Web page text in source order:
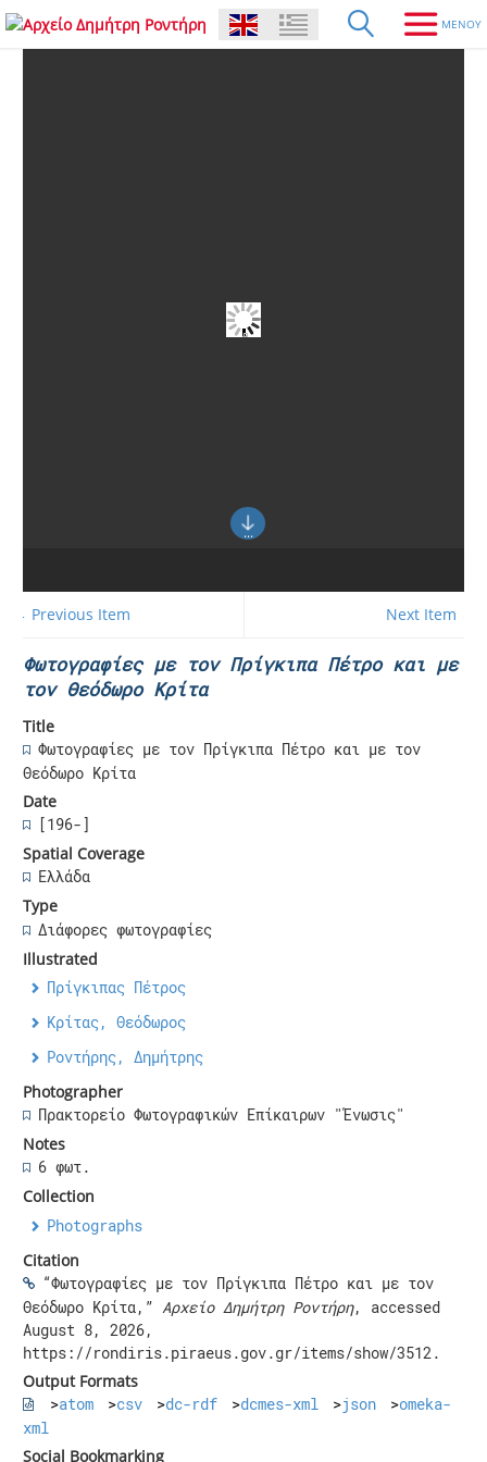
← Previous Item Next Item →
Φωτογραφίες με τον Πρίγκιπα Πέτρο και με
τον Θεόδωρο Κρίτα
Title
Φωτογραφίες με τον Πρίγκιπα Πέτρο και με τον
Θεόδωρο Κρίτα
Date
[196-]
Spatial Coverage
Ελλάδα
Type
Διάφορες φωτογραφίες
Illustrated
Πρίγκιπας Πέτρος
Κρίτας, Θεόδωρος
Ροντήρης, Δημήτρης
Photographer
Πρακτορείο Φωτογραφικών Επίκαιρων "Ένωσις"
Notes
6 φωτ.
Collection
Photographs
Citation
“Φωτογραφίες με τον Πρίγκιπα Πέτρο και με τον
Θεόδωρο Κρίτα,” Αρχείο Δημήτρη Ροντήρη, accessed
August 8, 2026,
https://rondiris.piraeus.gov.gr/items/show/3512 .
Output Formats
atom
csv dc-rdf dcmes-xml json
omeka-
xml
Social Bookmarking